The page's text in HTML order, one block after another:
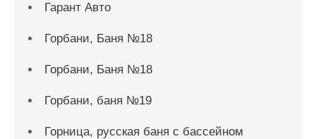
Гарант Авто
Горбани, Баня №18
Горбани, Баня №18
Горбани, баня №19
Горница, русская баня с бассейном